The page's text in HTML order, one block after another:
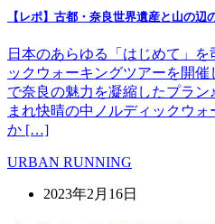
【レポ】古都・奈良世界遺産と山の
日本のあらゆる「はじめて」
ックウォーキングツアーを開催
で奈良の魅力を凝縮したプラ
まれ快晴の中ノルディックウ
か […]
URBAN RUNNING
2023年2月16日